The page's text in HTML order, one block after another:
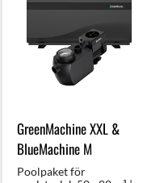
GreenMachine XXL &
BlueMachine M
Poolpaket för